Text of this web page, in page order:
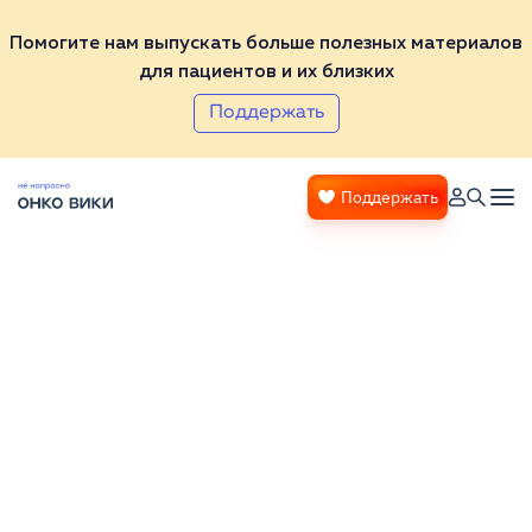
Помогите нам выпускать больше полезных материалов
для пациентов и их близких
Поддержать
Поддержать